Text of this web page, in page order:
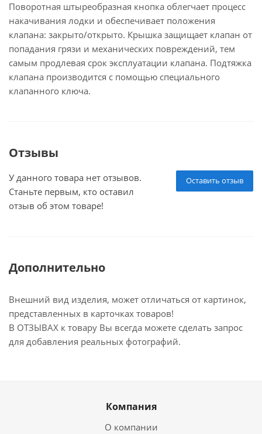
Поворотная штыреобразная кнопка облегчает процесс
накачивания лодки и обеспечивает положения
клапана: закрыто/открыто. Крышка защищает клапан от
попадания грязи и механических повреждений, тем
самым продлевая срок эксплуатации клапана. Подтяжка
клапана производится с помощью специального
клапанного ключа.
Отзывы
Оставить отзыв
У данного товара нет отзывов.
Станьте первым, кто оставил
отзыв об этом товаре!
Дополнительно
Внешний вид изделия, может отличаться от картинок,
представленных в карточках товаров!
В ОТЗЫВАХ к товару Вы всегда можете сделать запрос
для добавления реальных фотографий.
Компания
О компании